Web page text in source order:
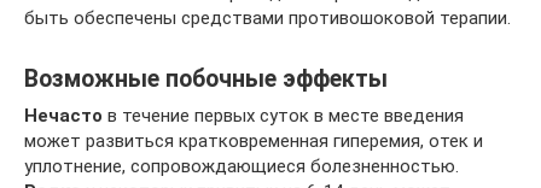
быть обеспечены средствами противошоковой терапии.
Возможные побочные эффекты
Нечасто в течение первых суток в месте введения
может развиться кратковременная гиперемия, отек и
уплотнение, сопровождающиеся болезненностью.